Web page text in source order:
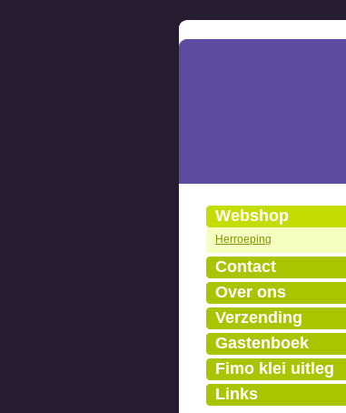
Webshop
Herroeping
Contact
Over ons
Verzending
Gastenboek
Fimo klei uitleg
Links